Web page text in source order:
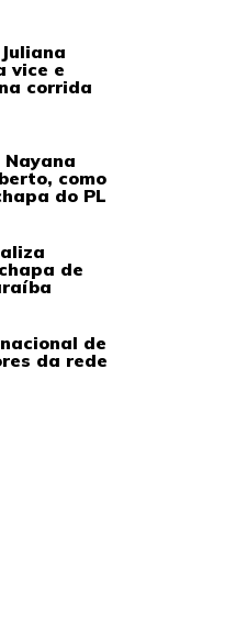
vice e
corrida
como
do PL
de
de
da rede